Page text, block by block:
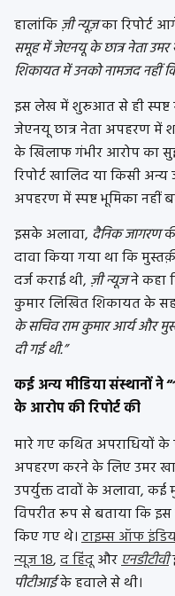
हालांकिज़ी न्यूज़का रिपोर्ट
समूह में जेएनयू के छात्र नेता
शिकायत में उनको नामजद नहीं
इस लेख में शुरुआत से ही स्पष्ट
जेएनयू छात्र नेता अपहरण में
के खिलाफ गंभीर आरोप का
रिपोर्ट खालिद या किसी
अपहरण में स्पष्ट भूमिका नहीं
इसके अलावा, दैनिक जागरण
दावा किया गया था कि
दर्ज कराई थी, ज़ी न्यूजने कहा
कुमार लिखित शिकायत के
के सचिव राम कुमार आर्य और
दी गई थी.”
कई अन्य मीडिया संस्थानों ने
के आरोप की रिपोर्ट की
मारे गए कथित अपराधियों के
अपहरण करने के लिए उमर
उपर्युक्त दावों के अलावा, कई
विपरीत रूप से बताया कि इस
किए गए थे।टाइम्स ऑफ
न्यूज 18,द हिंदूऔरएनडीटीवी
पीटीआईके हवाले से थी।